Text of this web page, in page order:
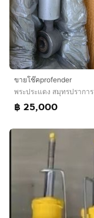
ขายโช๊คprofender
พระประแดง สมุทรปราการ
฿ 25,000